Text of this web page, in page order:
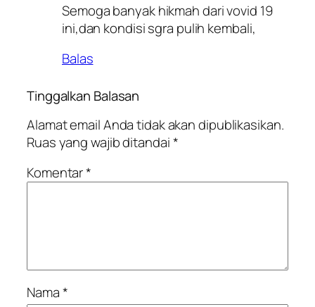
Semoga banyak hikmah dari vovid 19
ini,dan kondisi sgra pulih kembali,
Balas
Tinggalkan Balasan
Alamat email Anda tidak akan dipublikasikan.
Ruas yang wajib ditandai*
Komentar*
Nama*